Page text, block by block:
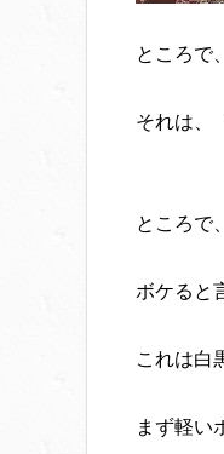
ところで
それは、
ところで
ボケると
これは白
まず軽い